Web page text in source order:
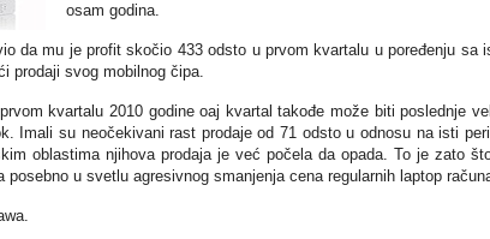
osam godina.
da mu je profit skočio 433 odsto u prvom kvartalu u poređenju sa
prodaji svog mobilnog čipa.
kvartalu 2010 godine oaj kvartal takođe može biti poslednje
Imali su neočekivani rast prodaje od 71 odsto u odnosu na isti
oblastima njihova prodaja je već počela da opada. To je zato
posebno u svetlu agresivnog smanjenja cena regularnih laptop